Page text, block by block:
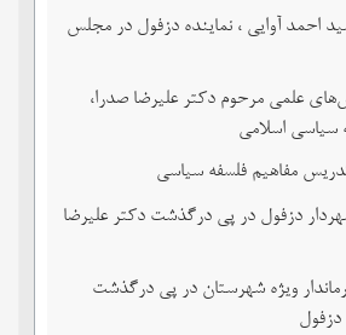
احمد آوایی ، نماینده دزفول در مجلس
علمی مرحوم دکتر علیرضا صدرا،
سیاسی اسلامی
مفاهیم فلسفه سیاسی
دزفول در پی درگذشت دکتر علیرضا
ویژه شهرستان در پی درگذشت
دزفول